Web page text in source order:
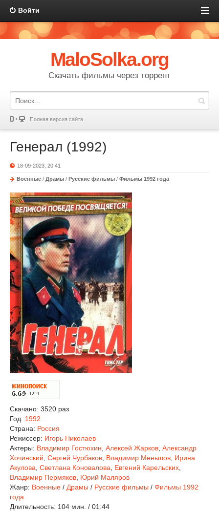
Войти
MaloSolka.org
Скачать фильмы через торрент
Полная версия сайта
Генерал (1992)
18-09-2023, 20:41
Военные / Драмы / Русские фильмы / Фильмы 1992 года
Скачано: 3520 раз
Год: 1992
Страна: Россия
Режиссер: Игорь Николаев
Актеры: Владимир Гостюхин Алексей Жарков Александр
Хочинский Сергей Чурбаков Владимир Меньшов Ирина
Акулова Светлана Коновалова Евгений Карельских
Владимир Пермяков Юрий Маляров
Жанр: Военные / Драмы / Русские фильмы / Фильмы 1992
года
Длительность: 104 мин. / 01:44